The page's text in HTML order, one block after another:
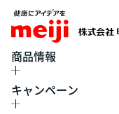
商品情報
キャンペーン